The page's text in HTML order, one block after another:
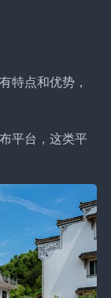
特点和优势，
平台，这类平